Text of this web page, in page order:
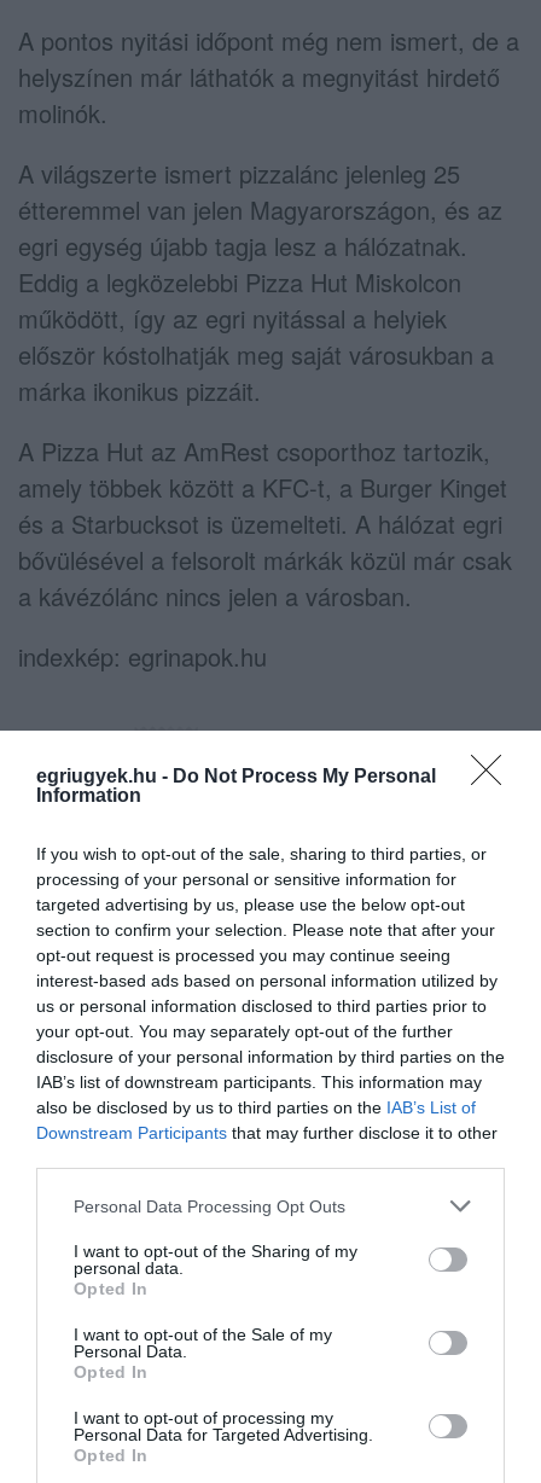
egriugyek.hu - Do Not Process My Personal
Information
If you wish to opt-out of the sale, sharing to third parties, or
processing of your personal or sensitive information for
targeted advertising by us, please use the below opt-out
section to confirm your selection. Please note that after your
opt-out request is processed you may continue seeing
interest-based ads based on personal information utilized by
us or personal information disclosed to third parties prior to
your opt-out. You may separately opt-out of the further
disclosure of your personal information by third parties on the
IAB’s list of downstream participants. This information may
also be disclosed by us to third parties on the IAB’s List of
Downstream Participants that may further disclose it to other
Please note that this website/app uses one or more Google
not limited to your visit or usage behaviour. You may click to
grant or deny consent to Google and its third-party tags to
use your data for below specified purposes in below Google
consent section.
Personal Data Processing Opt Outs
I want to opt-out of the Sharing of my
personal data.
Opted In
I want to opt-out of the Sale of my
Personal Data.
Opted In
I want to opt-out of processing my
Personal Data for Targeted Advertising.
Opted In
A pontos nyitási időpont még nem ismert, de a
helyszínen már láthatók a megnyitást hirdető
molinók.
A világszerte ismert pizzalánc jelenleg 25
étteremmel van jelen Magyarországon, és az
egri egység újabb tagja lesz a hálózatnak.
Eddig a legközelebbi Pizza Hut Miskolcon
működött, így az egri nyitással a helyiek
először kóstolhatják meg saját városukban a
márka ikonikus pizzáit.
A Pizza Hut az AmRest csoporthoz tartozik,
amely többek között a KFC-t, a Burger Kinget
és a Starbucksot is üzemelteti. A hálózat egri
bővülésével a felsorolt márkák közül már csak
a kávézólánc nincs jelen a városban.
indexkép: egrinapok.hu
bennünket az EGRI ÜGYEK Google Hírek oldalán!
VISSZA A FŐOLDALRA
Legfrissebb híreink
DIGITÁLIS TANULÁS ELŐNYEI
ÚJRAINDULNAK A KORÁBBAN